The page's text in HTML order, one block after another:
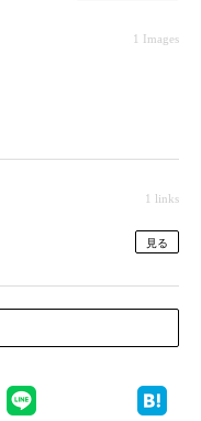
1 Images
1 links
見る